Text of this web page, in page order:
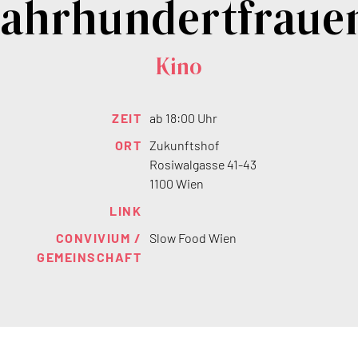
Kino
ZEIT ab 18:00 Uhr
ORT Zukunftshof
Rosiwalgasse 41-43
1100 Wien
LINK
CONVIVIUM /
GEMEINSCHAFT
Slow Food Wien